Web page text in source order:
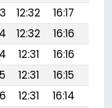
12:32 16:17
12:32 16:16
12:31 16:16
12:31 16:15
12:31 16:14